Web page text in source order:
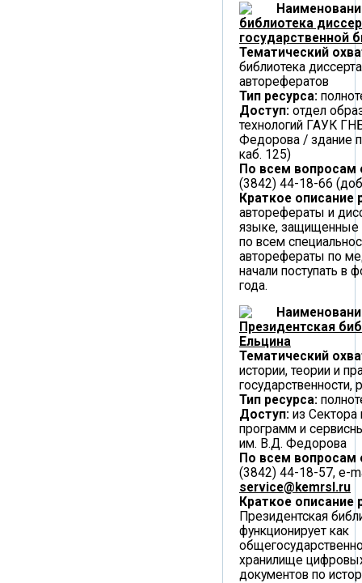
библиотека
государственной
Тематический
библиотека
авторефератов
Тип ресурса:
Доступ: отдел
технологий ГАУК
Федорова / здание
каб. 125)
По всем
(3842) 44-18-66
Краткое описание
авторефераты и
языке, защищенные
по всем
авторефераты по
начали поступать в
года.
Президентская
Ельцина
Тематический
истории, теории и
государственности,
Тип ресурса:
Доступ: из Сектора
программ и
им. В.Д. Федорова
По всем вопросам
(3842) 44-18-57, e-
service@kemrsl.ru
Краткое описание
Президентская
функционирует как
хранилище
документов по